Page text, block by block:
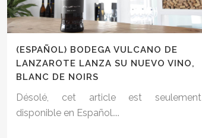
(ESPAÑOL) BODEGA VULCANO DE
LANZAROTE LANZA SU NUEVO VINO,
BLANC DE NOIRS
Désolé, cet article est seulement
disponible en Español....